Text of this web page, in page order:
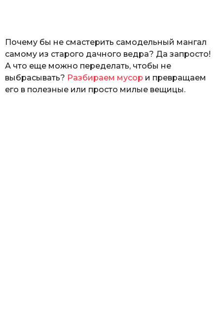
Почему бы не смастерить самодельный мангал
самому из старого дачного ведра? Да запросто!
А что еще можно переделать, чтобы не
выбрасывать? Разбираем мусор и превращаем
его в полезные или просто милые вещицы.